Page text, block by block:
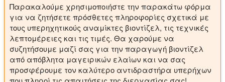
Παρακαλούμε χρησιμοποιήστε την παρακάτω φόρμα
για να ζητήσετε πρόσθετες πληροφορίες σχετικά με
τους υπερηχητικούς αναμίκτες βιοντίζελ, τις τεχνικές
λεπτομέρειες και τις τιμές. Θα χαρούμε να
συζητήσουμε μαζί σας για την παραγωγή βιοντίζελ
από απόβλητα μαγειρικών ελαίων και να σας
προσφέρουμε τον καλύτερο αντιδραστήρα υπερήχων